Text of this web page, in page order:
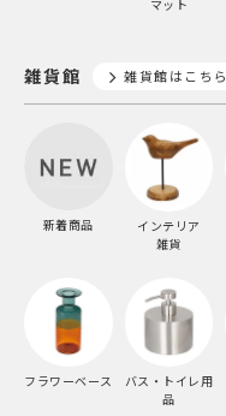
マット
雑貨館 雑貨館はこちら
新着商品
インテリア
雑貨
フラワーベース
バス・トイレ用
品